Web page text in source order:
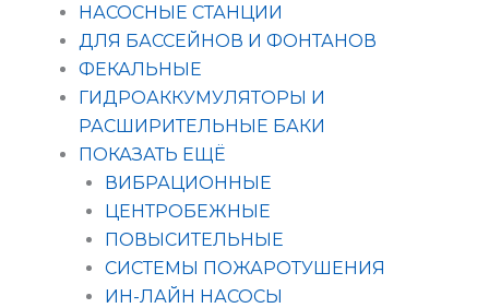
НАСОСНЫЕ СТАНЦИИ
ДЛЯ БАССЕЙНОВ И ФОНТАНОВ
ФЕКАЛЬНЫЕ
ГИДРОАККУМУЛЯТОРЫ И
РАСШИРИТЕЛЬНЫЕ БАКИ
ПОКАЗАТЬ ЕЩЁ
ВИБРАЦИОННЫЕ
ЦЕНТРОБЕЖНЫЕ
ПОВЫСИТЕЛЬНЫЕ
СИСТЕМЫ ПОЖАРОТУШЕНИЯ
ИН-ЛАЙН НАСОСЫ